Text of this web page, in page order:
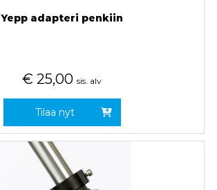
Yepp adapteri penkiin
€ 25,00 sis. alv
Tilaa nyt